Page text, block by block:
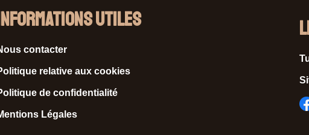
Utiles
contacter
relative aux cookies
de confidentialité
Légales